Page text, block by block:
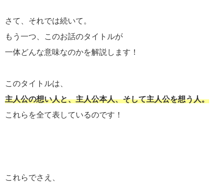
さて、それでは続いて。
もう一つ、このお話のタイトルが
一体どんな意味なのかを解説します！
このタイトルは、
主人公の想い人と、主人公本人、そして主人公を想う人。
これらを全て表しているのです！
これらでさえ、